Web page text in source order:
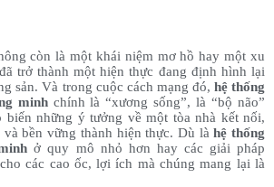
còn là một khái niệm mơ hồ hay một xu
trở thành một hiện thực đang định hình lại
sản. Và trong cuộc cách mạng đó, hệ thống
minhchính là “xương sống”, là “bộ não”
biến những ý tưởng về một tòa nhà kết nối,
và bền vững thành hiện thực. Dù làhệ thống
ở quy mô nhỏ hơn hay các giải pháp
các cao ốc, lợi ích mà chúng mang lại là